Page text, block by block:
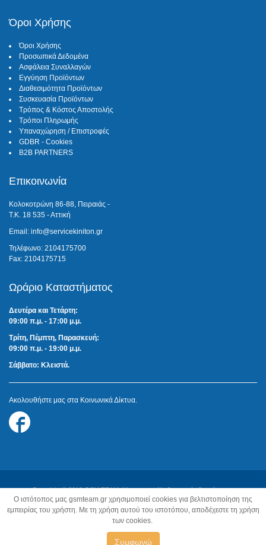
Όροι Χρήσης
Όροι Χρήσης
Προσωπικά Δεδομένα
Ασφάλεια Συναλλαγών
Εγγύηση Προϊόντων
Διαθεσιμότητα Προϊόντων
Συσκευασία Προϊόντων
Τρόπος & Κόστος Αποστολής
Τρόποι Πληρωμής
Υπαναχώρηση / Επιστροφές
GDBR - Cookies
B2B PARTNERS
Επικοινωνία
Κολοκοτρώνη 86-88, Πειραιάς -
Τ.Κ. 18 535 - Αττική
Email: info@servicekiniton.gr
Τηλέφωνο: 2104175700
Fax: 2104175715
Ωράριο Καταστήματος
Δευτέρα και Τετάρτη:
09:00 π.μ. - 17:00 μ.μ.
Τρίτη, Πέμπτη, Παρασκευή:
09:00 π.μ. - 19:00 μ.μ.
Σάββατο: Κλειστά.
Ακολουθήστε μας στα Κοινωνικά Δίκτυα.
us
Copyright © 2018 GSM TEAM. Με την επιφύλαξη παντός δικαιώματος.
Κατασκευή Ιστοσελίδων:Z-Design.gr
O ιστότοπος μας gsmteam.gr χρησιμοποιεί cookies για βελτιστοποίηση της
εμπειρίας του χρήστη. Με τη χρήση αυτού του ιστοτόπου, αποδέχεστε τη χρήση
των cookies.
Συμφωνώ